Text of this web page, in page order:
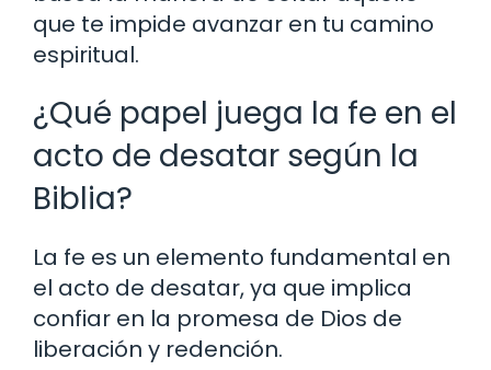
que te impide avanzar en tu camino
espiritual.
¿Qué papel juega la fe en el
acto de desatar según la
Biblia?
La fe es un elemento fundamental en
el acto de desatar, ya que implica
confiar en la promesa de Dios de
liberación y redención.